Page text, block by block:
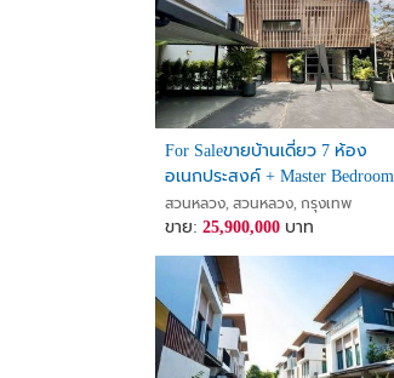
For Saleขายบ้านเดี่ยว 7 ห้อง
อเนกประสงค์ + Master Bedroom
Modern Loft Pool Villa ใจกลาง
สุขุมวิท 77
สวนหลวง, สวนหลวง, กรุงเทพ
ขาย: 25,900,000บาท